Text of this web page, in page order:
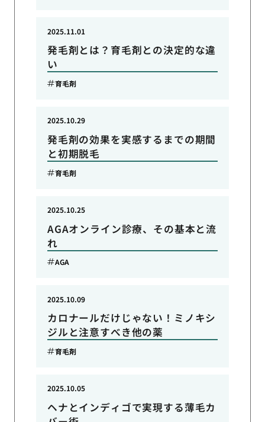
発毛剤とは？育毛剤との決定的な違
い
2025.11.01
育毛剤
発毛剤の効果を実感するまでの期間
と初期脱毛
2025.10.29
育毛剤
AGAオンライン診療、その基本と流
れ
2025.10.25
AGA
カロナールだけじゃない！ミノキシ
ジルと注意すべき他の薬
2025.10.09
育毛剤
ヘナとインディゴで実現する薄毛カ
2025.10.05